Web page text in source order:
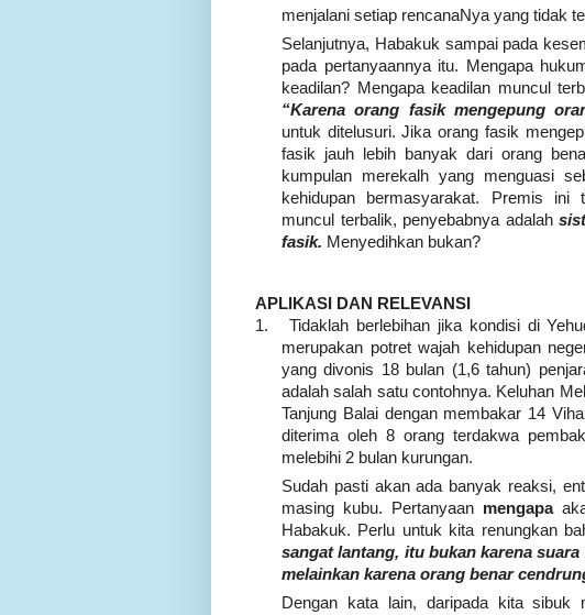
menjalani setiap rencanaNya yang tidak
Selanjutnya, Habakuk sampai pada
pada pertanyaannya itu. Mengapa
keadilan? Mengapa keadilan muncul
“Karena orang fasik mengepung
untuk ditelusuri. Jika orang fasik
fasik jauh lebih banyak dari orang
kumpulan merekalh yang menguasi
kehidupan bermasyarakat. Premis
muncul terbalik, penyebabnya adalah
fasik. Menyedihkan bukan?
APLIKASI DAN RELEVANSI
1.
Tidaklah berlebihan jika kondisi di
merupakan potret wajah kehidupan
yang divonis 18 bulan (1,6 tahun)
adalah salah satu contohnya. Keluhan
Tanjung Balai dengan membakar 14
diterima oleh 8 orang terdakwa
melebihi 2 bulan kurungan.
Sudah pasti akan ada banyak reaksi,
masing kubu. Pertanyaan mengapa
Habakuk. Perlu untuk kita renungkan
sangat lantang, itu bukan karena
melainkan karena orang benar
Dengan kata lain, daripada kita sibuk